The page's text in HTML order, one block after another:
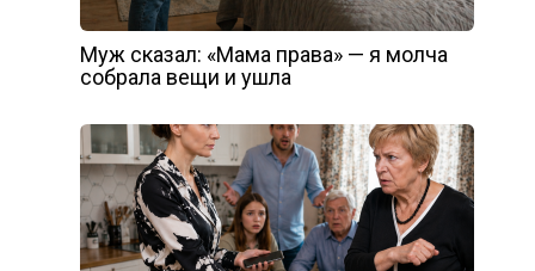
Муж сказал: «Мама права» — я молча
собрала вещи и ушла